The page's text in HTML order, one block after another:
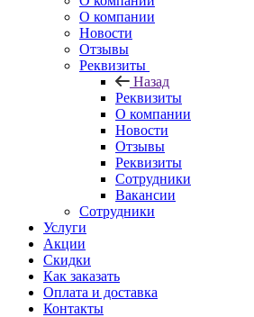
О компании
Новости
Отзывы
Реквизиты
Назад
Реквизиты
О компании
Новости
Отзывы
Реквизиты
Сотрудники
Вакансии
Сотрудники
Услуги
Акции
Скидки
Как заказать
Оплата и доставка
Контакты